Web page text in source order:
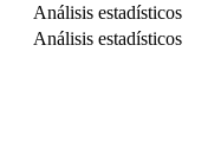
Análisis estadísticos
Análisis estadísticos